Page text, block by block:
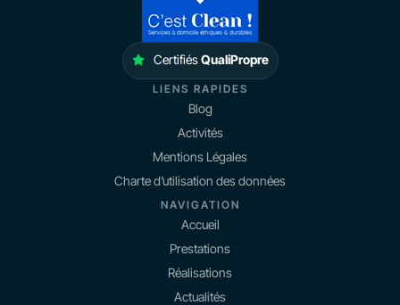
CertifiésQualiPropre
LIENS RAPIDES
Blog
Activités
Mentions Légales
Charte d’utilisation des données
NAVIGATION
Accueil
Prestations
Réalisations
Actualités